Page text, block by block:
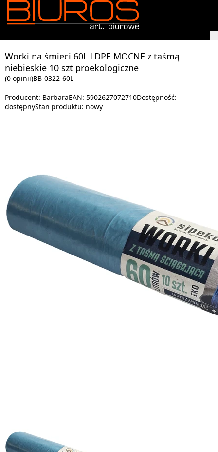
Worki na śmieci 60L LDPE MOCNE z taśmą
niebieskie 10 szt proekologiczne
(0 opinii)BB-0322-60L
Producent: BarbaraEAN: 5902627072710Dostępność:
dostępnyStan produktu: nowy